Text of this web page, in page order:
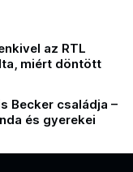
az RTL
miért döntött
Becker családja –
és gyerekei